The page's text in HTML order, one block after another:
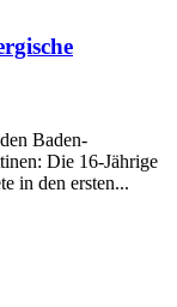
Baden-
Die 16-Jährige
in den ersten...